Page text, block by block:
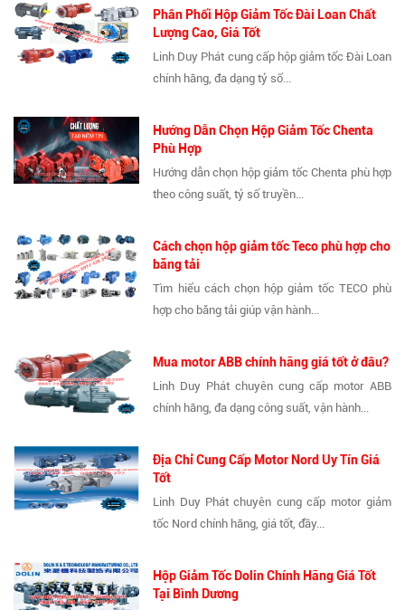
Phân Phối Hộp Giảm Tốc Đài Loan Chất
Lượng Cao, Giá Tốt
Linh Duy Phát cung cấp hộp giảm tốc Đài Loan
chính hãng, đa dạng tỷ số...
Hướng Dẫn Chọn Hộp Giảm Tốc Chenta
Phù Hợp
Hướng dẫn chọn hộp giảm tốc Chenta phù hợp
theo công suất, tỷ số truyền...
Cách chọn hộp giảm tốc Teco phù hợp cho
băng tải
Tìm hiểu cách chọn hộp giảm tốc TECO phù
hợp cho băng tải giúp vận hành...
Mua motor ABB chính hãng giá tốt ở đâu?
Linh Duy Phát chuyên cung cấp motor ABB
chính hãng, đa dạng công suất, vận hành...
Địa Chỉ Cung Cấp Motor Nord Uy Tín Giá
Tốt
Linh Duy Phát chuyên cung cấp motor giảm
tốc Nord chính hãng, giá tốt, đầy...
Hộp Giảm Tốc Dolin Chính Hãng Giá Tốt
Tại Bình Dương